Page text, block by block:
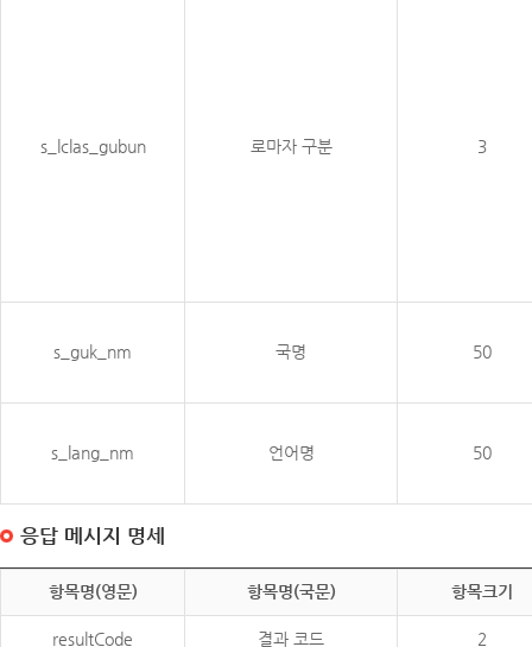
s_lclas_gubun 로마자 구분 3
s_guk_nm 국명 50
s_lang_nm 언어명 50
응답 메시지 명세
항목명(영문) 항목명(국문) 항목크기
resultCode 결과 코드 2